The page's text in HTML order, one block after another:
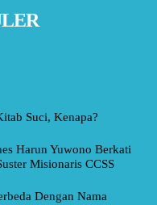
Suci, Kenapa?
Harun Yuwono Berkati
Misionaris CCSS
Dengan Nama